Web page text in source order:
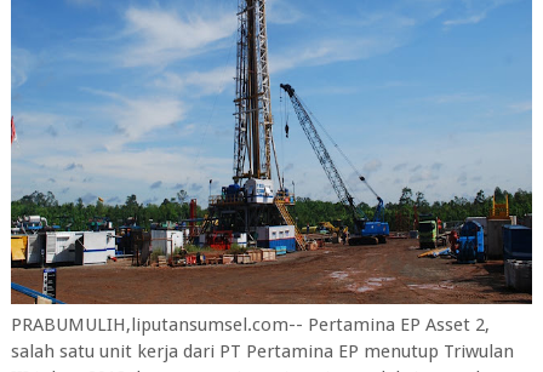
PRABUMULIH,liputansumsel.com-- Pertamina EP Asset 2,
salah satu unit kerja dari PT Pertamina EP menutup Triwulan